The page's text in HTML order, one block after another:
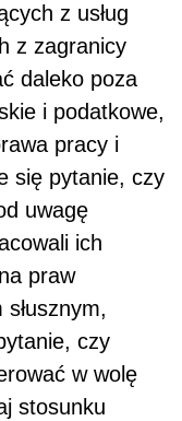
z usług
z zagranicy
daleko poza
i podatkowe,
pracy i
się pytanie, czy
uwagę
ich
praw
czy
w wolę
stosunku